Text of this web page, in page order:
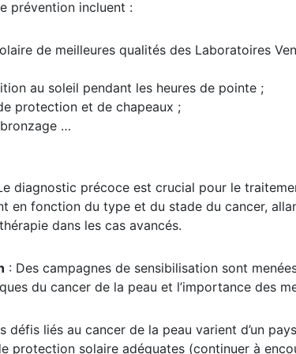
prévention incluent :
de meilleures qualités des Laboratoires
au soleil pendant les heures de pointe ;
protection et de chapeaux ;
…
diagnostic précoce est crucial pour le
en fonction du type et du stade du cancer,
dans les cas avancés.
: Des campagnes de sensibilisation sont
du cancer de la peau et l’importance des
défis liés au cancer de la peau varient d’un
protection solaire adéquates (continuer à